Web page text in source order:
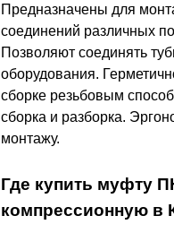
Предназначены для
соединений различных
Позволяют соединять
оборудования.
сборке резьбовым
сборка и разборка.
монтажу.
Где купить муфту
компрессионную в